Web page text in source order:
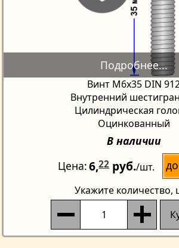
Винт М6х35 DIN
Внутренний
Цилиндрическая
Оцинкованный
В наличии
Цена 6,22руб./шт.
Укажите количество,